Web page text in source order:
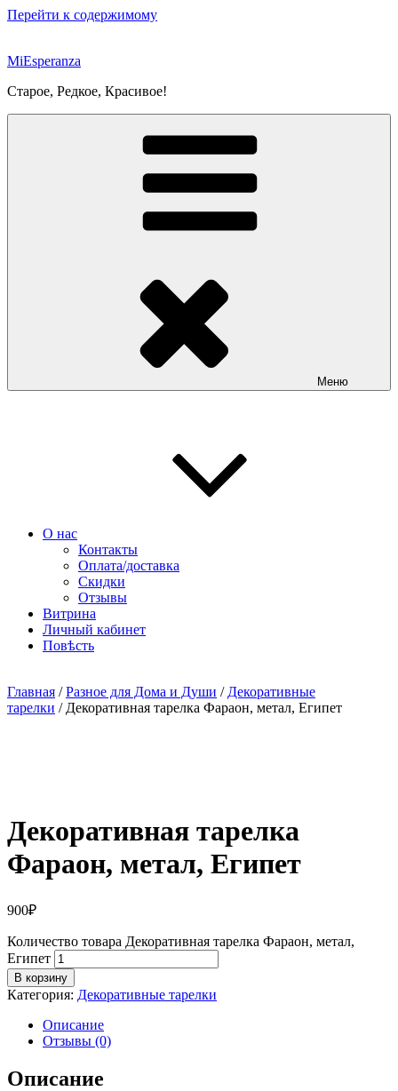
Перейти к содержимому
MiEsperanza
Старое, Редкое, Красивое!
Меню
О нас
Контакты
Оплата/доставка
Скидки
Отзывы
Витрина
Личный кабинет
Повѣсть
Главная /Разное для Дома и Души / Декоративные
тарелки / Декоративная тарелка Фараон, метал, Египет
Декоративная тарелка
Фараон, метал, Египет
900₽
Количество товара Декоративная тарелка Фараон, метал,
Египет
В корзину
Категория: Декоративные тарелки
Описание
Отзывы (0)
Описание